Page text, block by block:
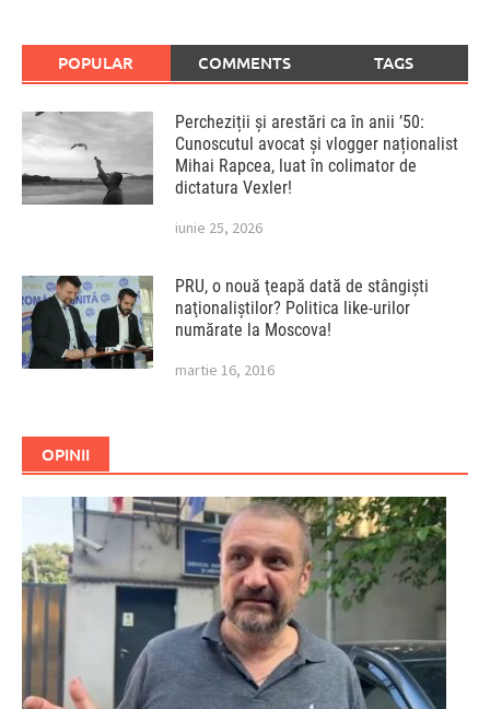
POPULAR COMMENTS TAGS
Percheziții și arestări ca în anii ’50:
Cunoscutul avocat și vlogger naționalist
Mihai Rapcea, luat în colimator de
dictatura Vexler!
iunie 25, 2026
PRU, o nouă ţeapă dată de stângişti
naţionaliştilor? Politica like-urilor
numărate la Moscova!
martie 16, 2016
OPINII